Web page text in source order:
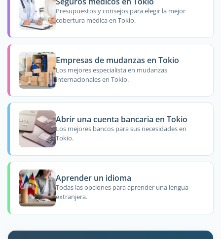
Presupuestos y consejos para elegir la mejor
cobertura médica en Tokio.
Empresas de mudanzas en Tokio
Los mejores especialista en mudanzas
internacionales en Tokio.
Abrir una cuenta bancaria en Tokio
Los mejores bancos para sus necesidades en
Tokio.
Aprender un idioma
Todas las opciones para aprender una lengua
extranjera.